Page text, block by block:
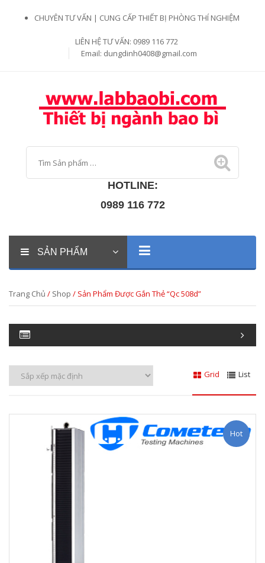
CHUYÊN TƯ VẤN | CUNG CẤP THIẾT BỊ PHÒNG THÍ NGHIỆM
LIÊN HỆ TƯ VẤN: 0989 116 772
Email: dungdinh0408@gmail.com
HOTLINE:
0989 116 772
SẢN PHẨM
Trang Chủ / Shop / Sản Phẩm Được Gắn Thẻ “qc 508d”
Grid List
Hot